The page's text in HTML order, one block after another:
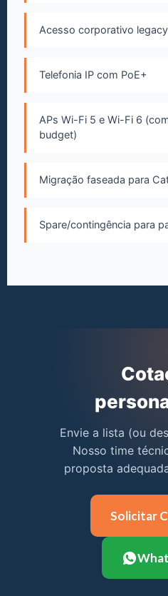
Acesso corporativo
Telefonia IP com PoE+
APs Wi-Fi 5 e Wi-Fi 6
budget)
Migração faseada para
Spare/contingência para
Envie a lista (ou
Nosso time
proposta
Solicitar